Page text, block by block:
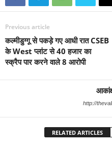
Previous article
कल्मीडुग्गू से पकड़े गए आधी रात CSEB
के West प्लांट से 40 हजार का
स्क्रैप पार करने वाले 8 आरोपी
http://
RELATED ARTICLES